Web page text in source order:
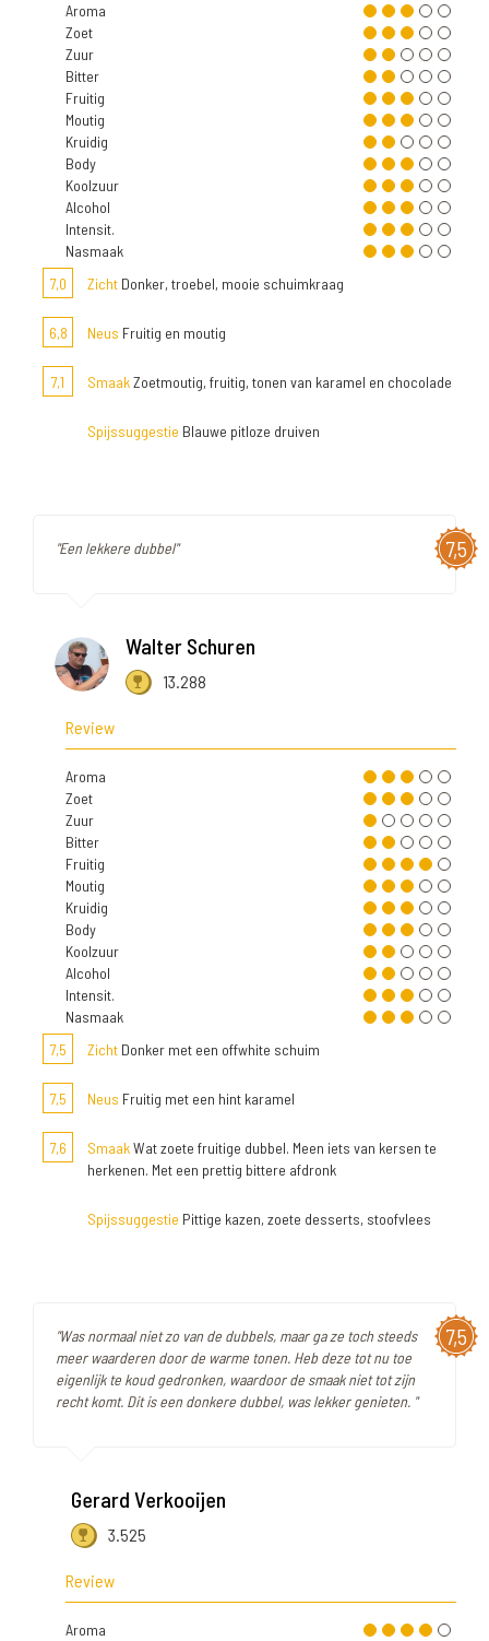
Aroma
Zoet
Zuur
Bitter
Fruitig
Moutig
Kruidig
Body
Koolzuur
Alcohol
Intensit.
Nasmaak
7,0
Zicht Donker, troebel, mooie schuimkraag
6,8 Neus Fruitig en moutig
7,1 SmaakZoetmoutig, fruitig, tonen van karamel en chocolade
Spijssuggestie Blauwe pitloze druiven
7,5
"Een lekkere dubbel"
Walter Schuren
13.288
Review
Aroma
Zoet
Zuur
Bitter
Fruitig
Moutig
Kruidig
Body
Koolzuur
Alcohol
Intensit.
Nasmaak
7,5
Zicht Donker met een offwhite schuim
7,5 Neus Fruitig met een hint karamel
7,6 SmaakWat zoete fruitige dubbel. Meen iets van kersen te
herkenen. Met een prettig bittere afdronk
Spijssuggestie Pittige kazen, zoete desserts, stoofvlees
7,5
"Was normaal niet zo van de dubbels, maar ga ze toch steeds
meer waarderen door de warme tonen. Heb deze tot nu toe
eigenlijk te koud gedronken, waardoor de smaak niet tot zijn
recht komt. Dit is een donkere dubbel, was lekker genieten. "
Gerard Verkooijen
3.525
Review
Aroma